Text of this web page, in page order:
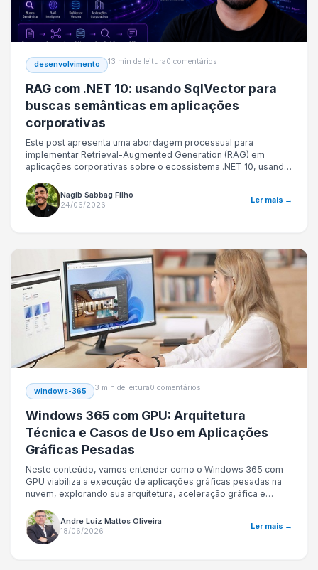
desenvolvimento 13 min de leitura0 comentários
RAG com .NET 10: usando SqlVector para
buscas semânticas em aplicações
corporativas
Este post apresenta uma abordagem processual para
implementar Retrieval-Augmented Generation (RAG) em
aplicações corporativas sobre o ecossistema .NET 10, usando
2025 com EF Core 10. São discutidos a modelagem de
embeddings, a ingestão de documentos, a busca semântica
exata e híbrida, os índices vetoriais aproximados baseados
Nagib Sabbag Filho
24/06/2026
Ler mais →
windows-365 3 min de leitura0 comentários
Windows 365 com GPU: Arquitetura
Técnica e Casos de Uso em Aplicações
Gráficas Pesadas
Neste conteúdo, vamos entender como o Windows 365 com
GPU viabiliza a execução de aplicações gráficas pesadas na
nuvem, explorando sua arquitetura, aceleração gráfica e
uso como CAD, renderização 3D, edição de vídeo e IA, além
de avaliar vantagens, limitações e quando essa abordagem é
mais eficiente que VDI tradicional ou workstations físicas.
Andre Luiz Mattos Oliveira
18/06/2026
Ler mais →